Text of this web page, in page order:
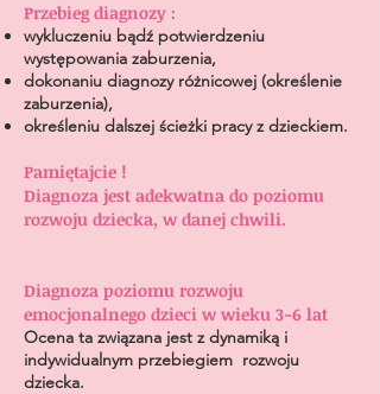
Przebieg diagnozy :
wykluczeniu bądź potwierdzeniu
występowania zaburzenia,
dokonaniu diagnozy różnicowej (określenie
zaburzenia),
określeniu dalszej ścieżki pracy z dzieckiem.
Pamiętajcie !
Diagnoza jest adekwatna do poziomu
rozwoju dziecka, w danej chwili.
Diagnoza poziomu rozwoju
emocjonalnego dzieci w wieku 3-6 lat
Ocena ta związana jest z dynamiką i
indywidualnym przebiegiem rozwoju
dziecka.